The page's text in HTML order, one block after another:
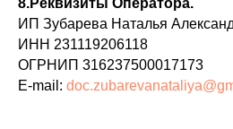
8.Реквизиты Оператора.
ИП Зубарева Наталья
ИНН 231119206118
ОГРНИП 316237500017173
E-mail: